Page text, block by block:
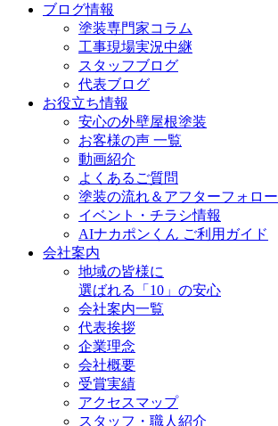
ブログ情報
塗装専門家コラム
工事現場実況中継
スタッフブログ
代表ブログ
お役立ち情報
安心の外壁屋根塗装
お客様の声 一覧
動画紹介
よくあるご質問
塗装の流れ＆アフターフォロー
イベント・チラシ情報
AIナカポンくん ご利用ガイド
会社案内
地域の皆様に
選ばれる「10」の安心
会社案内一覧
代表挨拶
企業理念
会社概要
受賞実績
アクセスマップ
スタッフ・職人紹介